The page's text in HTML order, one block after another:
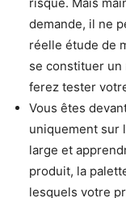
demande, il ne
réelle étude de
se constituer un
ferez tester
Vous êtes
uniquement sur
large et
produit, la
lesquels votre